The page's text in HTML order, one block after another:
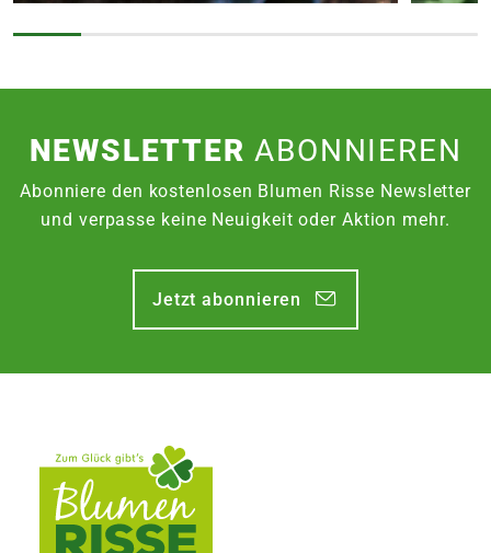
NEWSLETTERABONNIEREN
Abonniere den kostenlosen Blumen Risse Newsletter
und verpasse keine Neuigkeit oder Aktion mehr.
Jetzt abonnieren